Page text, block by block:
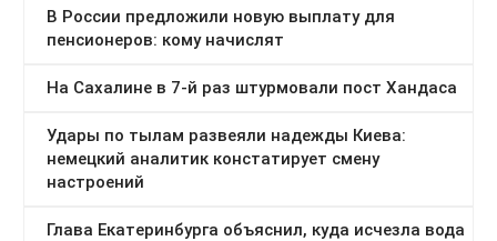
Категории:Война,Вооруженные силы,Дзен,Крым,